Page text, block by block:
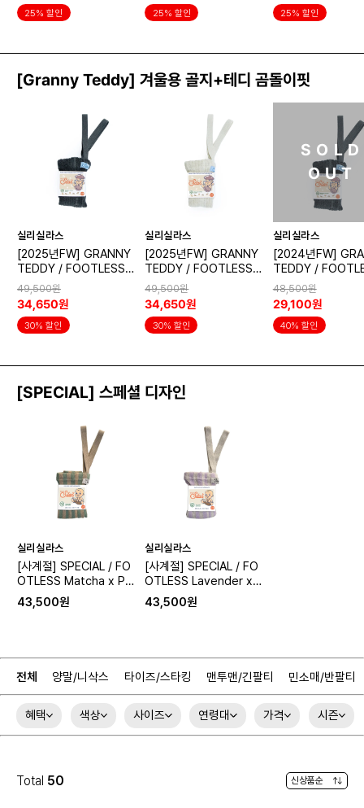
25% 할인 25% 할인 25% 할인
[Granny Teddy] 겨울용 골지+테디 곰돌이핏
실리실라스
[2025년FW] GRANNY
TEDDY / FOOTLESS D
ark Grey Blend (무발)
49,500원
34,650원
30% 할인
실리실라스
[2025년FW] GRANNY
TEDDY / FOOTLESS C
ream Blend (무발)
49,500원
34,650원
30% 할인
SOLD
OUT
실리실라스
[2024년FW]
TEDDY /
48,500원
29,100원
40% 할인
[SPECIAL] 스페셜 디자인
실리실라스
[사계절] SPECIAL / FO
OTLESS Matcha x Pe
anut (무발)
43,500원
실리실라스
[사계절] SPECIAL / FO
OTLESS Lavender x C
ream Striped (무발)
43,500원
전체 양말/니삭스 타이즈/스타킹 맨투맨/긴팔티 민소매/반팔티
혜택 색상 사이즈 연령대 가격 시즌
Total 50